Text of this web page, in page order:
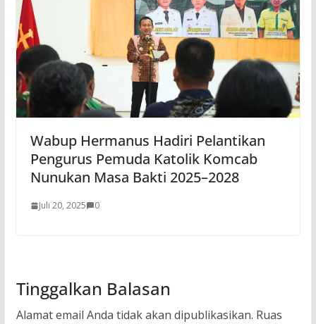
Wabup Hermanus Hadiri Pelantikan
Pengurus Pemuda Katolik Komcab
Nunukan Masa Bakti 2025–2028
Juli 20, 2025 0
Tinggalkan Balasan
Alamat email Anda tidak akan dipublikasikan. Ruas